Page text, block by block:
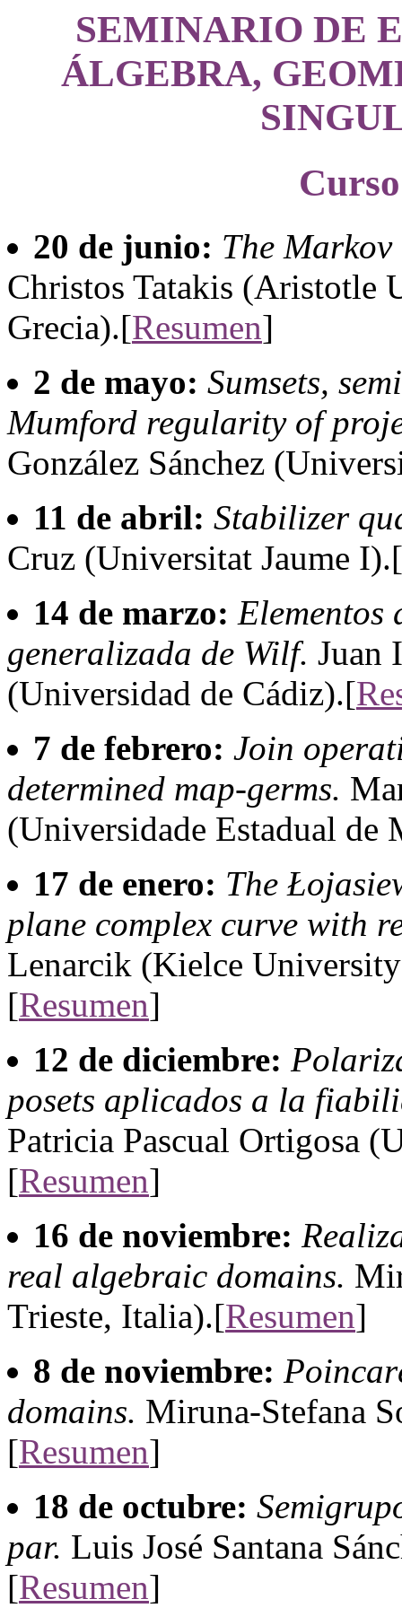
SEMINARIO DE
ÁLGEBRA,
20 de junio: The
Christos Tatakis (Aristotle
Grecia).[Resumen]
2 de mayo: Sumsets,
Mumford regularity of
González Sánchez
11 de abril: Stabilizer
Cruz (Universitat Jaume I).[
14 de marzo: Elementos
generalizada de Wilf. Juan
(Universidad de Cádiz).[
7 de febrero: Join
determined map-germs.
(Universidade Estadual de
17 de enero: The
plane complex curve with
Lenarcik (Kielce
[Resumen]
12 de diciembre:
posets aplicados a la
Patricia Pascual Ortigosa
[Resumen]
16 de noviembre:
real algebraic domains.
Trieste, Italia).[Resumen]
8 de noviembre:
domains. Miruna-Stefana
[Resumen]
18 de octubre:
par. Luis José Santana
[Resumen]